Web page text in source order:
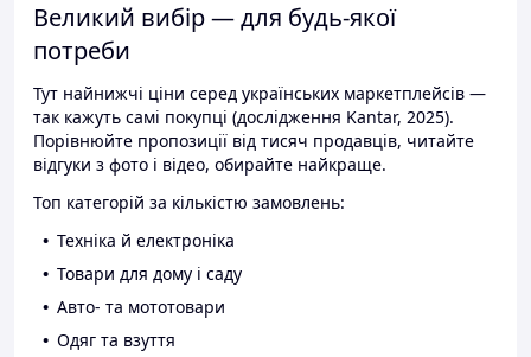
Великий вибір — для будь-якої
потреби
Тут найнижчі ціни серед українських маркетплейсів —
так кажуть самі покупці (дослідження Kantar, 2025).
Порівнюйте пропозиції від тисяч продавців, читайте
відгуки з фото і відео, обирайте найкраще.
Топ категорій за кількістю замовлень:
Техніка й електроніка
Товари для дому і саду
Авто- та мототовари
Одяг та взуття